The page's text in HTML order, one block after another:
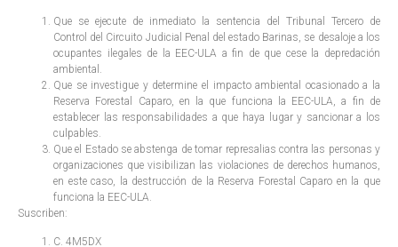
Que se ejecute de inmediato la sentencia del Tribunal Tercero de
Control del Circuito Judicial Penal del estado Barinas, se desaloje a los
ocupantes ilegales de la EEC-ULA a fin de que cese la depredación
ambiental.
Que se investigue y determine el impacto ambiental ocasionado a la
Reserva Forestal Caparo, en la que funciona la EEC-ULA, a fin de
establecer las responsabilidades a que haya lugar y sancionar a los
culpables.
Que el Estado se abstenga de tomar represalias contra las personas y
organizaciones que visibilizan las violaciones de derechos humanos,
en este caso, la destrucción de la Reserva Forestal Caparo en la que
funciona la EEC-ULA.
Suscriben:
C. 4M5DX